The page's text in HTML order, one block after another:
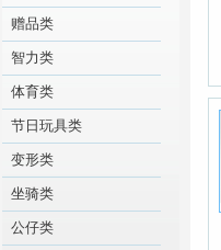
赠品类
智力类
体育类
节日玩具类
变形类
坐骑类
公仔类